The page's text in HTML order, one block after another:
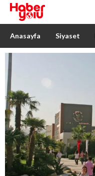
Anasayfa Siyaset